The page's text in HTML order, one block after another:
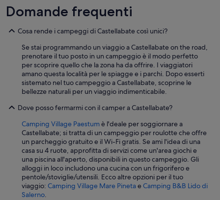
Domande frequenti
Cosa rende i campeggi di Castellabate così unici?
Se stai programmando un viaggio a Castellabate on the road,
prenotare il tuo posto in un campeggio è il modo perfetto
per scoprire quello che la zona ha da offrire. I viaggiatori
amano questa località per le spiagge e i parchi. Dopo esserti
sistemato nel tuo campeggio a Castellabate, scoprine le
bellezze naturali per un viaggio indimenticabile.
Dove posso fermarmi con il camper a Castellabate?
Camping Village Paestumè l'deale per soggiornare a
Castellabate; si tratta di un campeggio per roulotte che offre
un parcheggio gratuito e il Wi-Fi gratis. Se ami l'idea di una
casa su 4 ruote, approfitta di servizi come un'area giochi e
una piscina all'aperto, disponibili in questo campeggio. Gli
alloggi in loco includono una cucina con un frigorifero e
pentole/stoviglie/utensili. Ecco altre opzioni per il tuo
viaggio: Camping Village Mare PinetaeCamping B&B Lido di
Salerno.